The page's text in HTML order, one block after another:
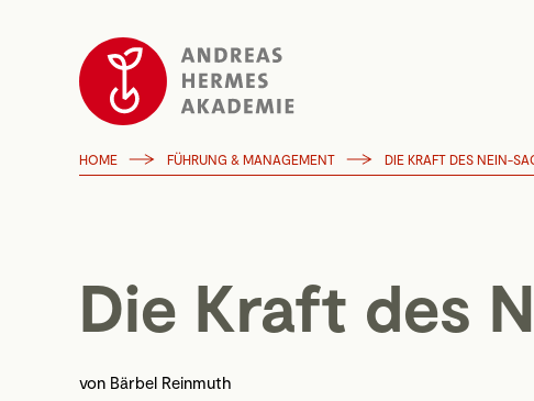
HOME FÜHRUNG & MANAGEMENT DIE KRAFT DES NEIN-
Die Kraft des
von Bärbel Reinmuth